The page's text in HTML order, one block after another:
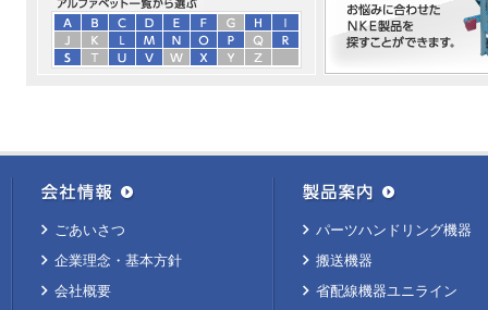
ごあいさつ
企業理念・基本方針
会社概要
パーツハンドリング機器
搬送機器
省配線機器ユニライン